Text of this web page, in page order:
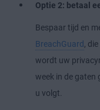
Optie 2: betaal
Bespaar tijd en
BreachGuard ,
wordt uw
week in de gaten
u volgt.